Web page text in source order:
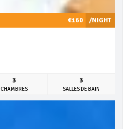
/NIGHT
€160
3
CHAMBRES
3
SALLES DE BAIN